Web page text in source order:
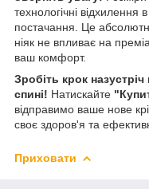
технологічні
постачання. Це
ніяк не впливає на
ваш комфорт.
Зробіть крок
спині! Натискайте
відправимо ваше нове
своє здоров'я та
Приховати